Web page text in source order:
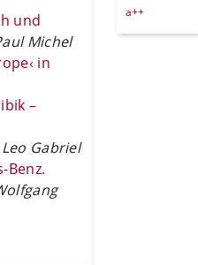
und
Michel
in
–
Gabriel
Benz.
a++